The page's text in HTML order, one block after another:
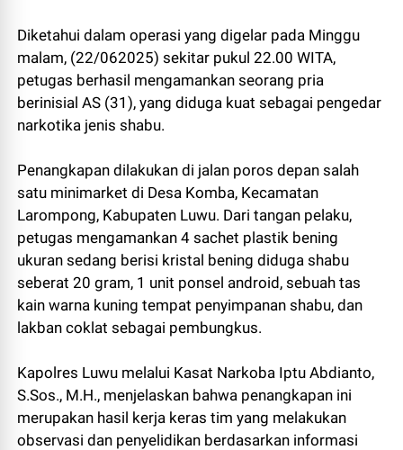
Diketahui dalam operasi yang digelar pada Minggu
malam, (22/062025) sekitar pukul 22.00 WITA,
petugas berhasil mengamankan seorang pria
berinisial AS (31), yang diduga kuat sebagai pengedar
narkotika jenis shabu.
Penangkapan dilakukan di jalan poros depan salah
satu minimarket di Desa Komba, Kecamatan
Larompong, Kabupaten Luwu. Dari tangan pelaku,
petugas mengamankan 4 sachet plastik bening
ukuran sedang berisi kristal bening diduga shabu
seberat 20 gram, 1 unit ponsel android, sebuah tas
kain warna kuning tempat penyimpanan shabu, dan
lakban coklat sebagai pembungkus.
Kapolres Luwu melalui Kasat Narkoba Iptu Abdianto,
S.Sos., M.H., menjelaskan bahwa penangkapan ini
merupakan hasil kerja keras tim yang melakukan
observasi dan penyelidikan berdasarkan informasi